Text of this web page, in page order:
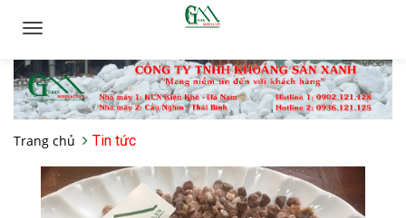
Toggle
Trang chủ Tin tức